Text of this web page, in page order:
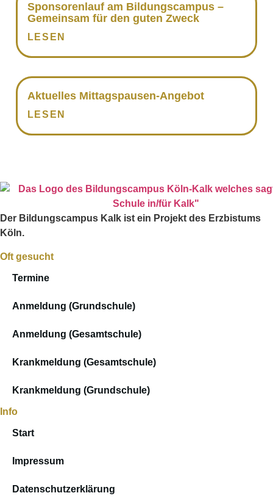
Sponso­renlauf am Bildungs­campus –
Gemeinsam für den guten Zweck
LESEN
Aktuelles Mittags­pausen-Angebot
LESEN
Der Bildungscampus Kalk ist ein Projekt des Erzbistums
Köln.
Oft gesucht
Termine
Anmeldung (Grund­schule)
Anmeldung (Gesamt­schule)
Krank­meldung (Gesamt­schule)
Krank­meldung (Grund­schule)
Info
Start
Impressum
Daten­schutz­er­klärung